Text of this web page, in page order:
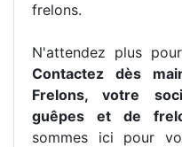
frelons.
N'attendez plus
Contactez dès
Frelons, votre
guêpes et de
sommes ici pour